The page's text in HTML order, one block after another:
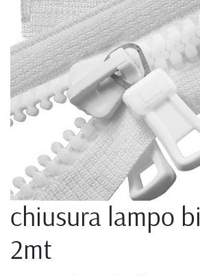
chiusura lampo
2mt